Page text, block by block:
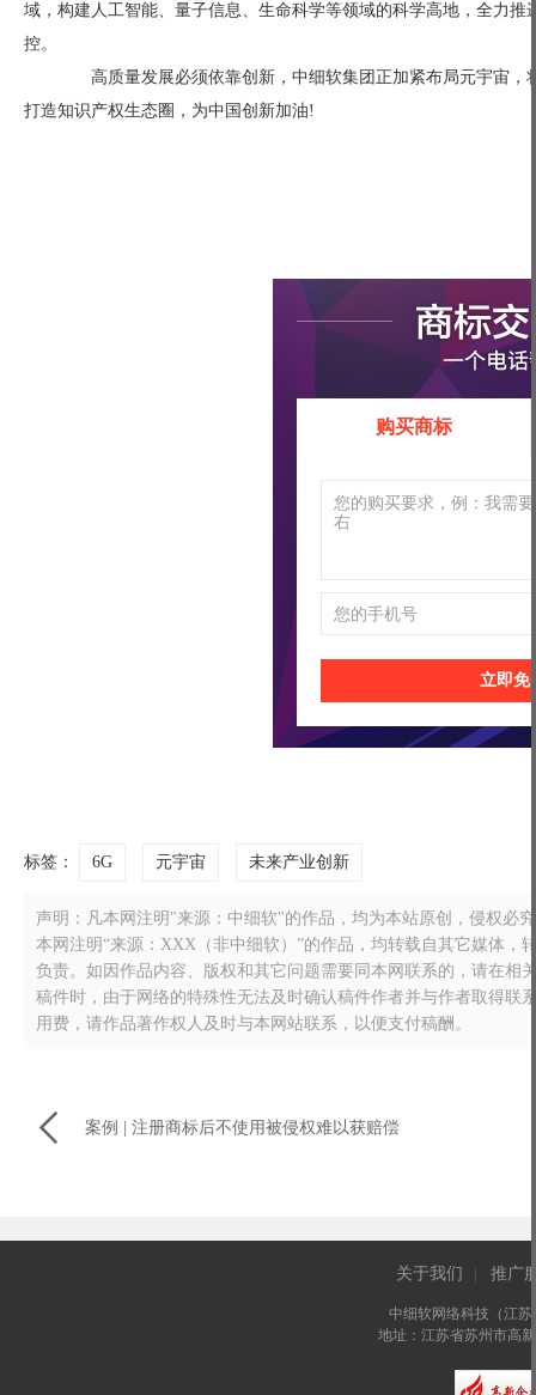
域，构建人工智能、量子信息、生命科学等领域的科学高地，全力
控。
高质量发展必须依靠创新，中细软集团正加紧布局元宇宙，
打造知识产权生态圈，为中国创新加油!
购买商标
立即免
标签： 6G 元宇宙 未来产业创新
声明：凡本网注明"来源：中细软"的作品，均为本站原创，侵权必
本网注明“来源：XXX（非中细软）”的作品，均转载自其它媒体
负责。如因作品内容、版权和其它问题需要同本网联系的，请在相
稿件时，由于网络的特殊性无法及时确认稿件作者并与作者取得
用费，请作品著作权人及时与本网站联系，以便支付稿酬。
 案例 | 注册商标后不使用被侵权难以获赔偿
关于我们 推广
中细软网络科技（江
地址：江苏省苏州市高